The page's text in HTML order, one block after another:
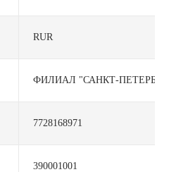
RUR
ФИЛИАЛ "САНКТ-
7728168971
390001001